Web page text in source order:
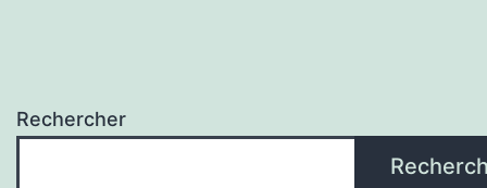
Rechercher